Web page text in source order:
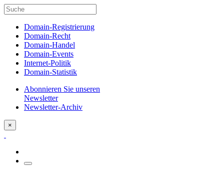
Domain-Registrierung
Domain-Recht
Domain-Handel
Domain-Events
Internet-Politik
Domain-Statistik
Abonnieren Sie unseren
Newsletter
Newsletter-Archiv
×